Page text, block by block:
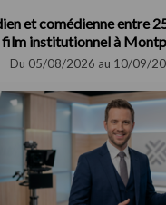
et comédienne entre
institutionnel à
Du 05/08/2026 au 10/09/